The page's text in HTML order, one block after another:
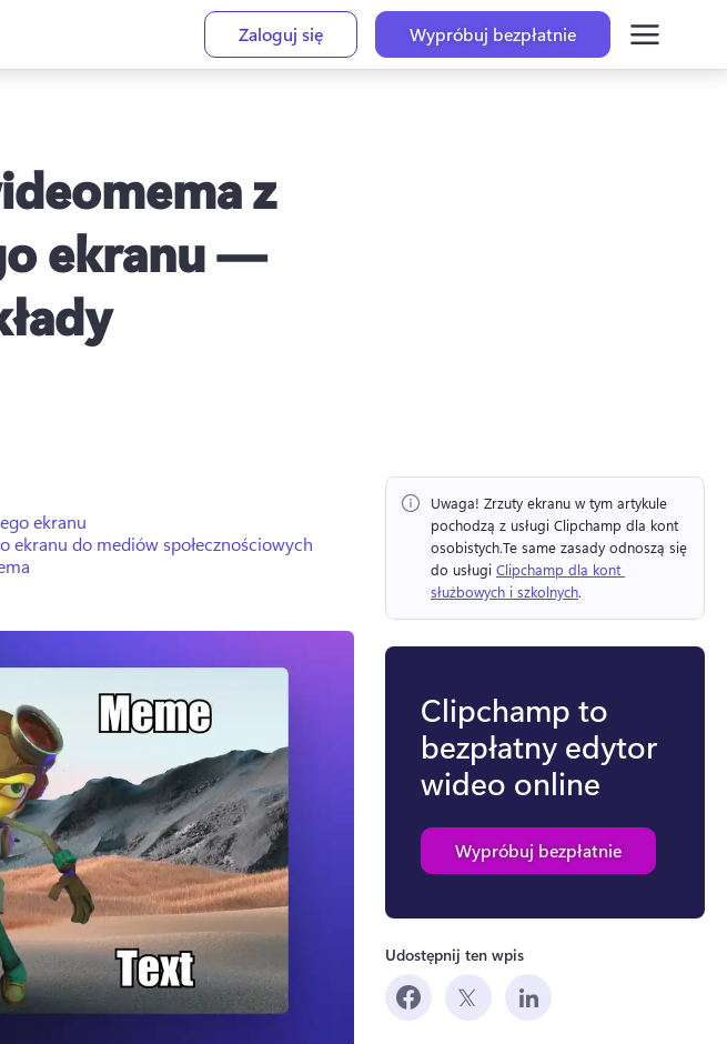
Zaloguj się Wypróbuj bezpłatnie
z
ekranu —
ekranu
ekranu do mediów społecznościowych
Uwaga! Zrzuty ekranu w tym artykule
pochodzą z usługi Clipchamp dla kont
osobistych.Te same zasady odnoszą się
do usługi Clipchamp dla kont
służbowych i szkolnych.
Clipchamp to
bezpłatny edytor
wideo online
Wypróbuj bezpłatnie
Udostępnij ten wpis